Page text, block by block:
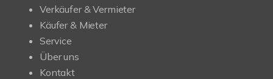
Verkäufer & Vermieter
Käufer & Mieter
Service
Über uns
Kontakt